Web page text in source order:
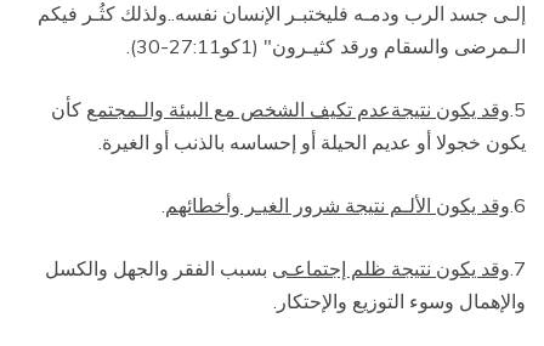
إلـى جسد الرب ودمـه فليختبـر الإنسان نفسه..ولذلك كثُـر فيكم
الـمرضى والسقام ورقد كثيـرون" (1كو27:11-30).
5. وقد يكون نتيجةعدم تكيف الشخص مع البيئة والـمجتمع كأن
يكون خجولا أو عديم الحيلة أو إحساسه بالذنب أو الغيرة.
6. وقد يكون الألـم نتيجة شرور الغيـر وأخطائهم.
7. وقد يكون نتيجة ظلم إجتماعـى بسبب الفقر والجهل والكسل
والإهمال وسوء التوزيع والإحتكار.